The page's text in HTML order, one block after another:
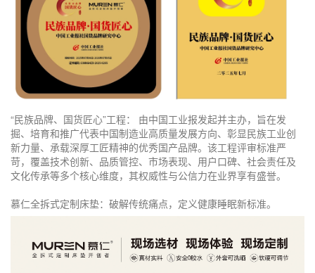
“民族品牌、国货匠心”工程： 由中国工业报发起并主办，旨在发
掘、培育和推广代表中国制造业高质量发展方向、彰显民族工业创
新力量、承载深厚工匠精神的优秀国产品牌。该工程评审标准严
苛，覆盖技术创新、品质管控、市场表现、用户口碑、社会责任及
文化传承等多个核心维度，其权威性与公信力在业界享有盛誉。
慕仁全拆式定制床垫：破解传统痛点，定义健康睡眠新标准。